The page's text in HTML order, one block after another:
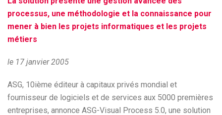
processus, une méthodologie et la connaissance pour
mener à bien les projets informatiques et les projets
métiers
le 17 janvier 2005
ASG, 10ième éditeur à capitaux privés mondial et
fournisseur de logiciels et de services aux 5000 premières
entreprises, annonce ASG-Visual Process 5.0, une solution